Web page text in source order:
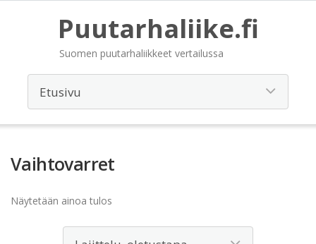
Puutarhaliike.fi
Suomen puutarhaliikkeet vertailussa
Vaihtovarret
Näytetään ainoa tulos